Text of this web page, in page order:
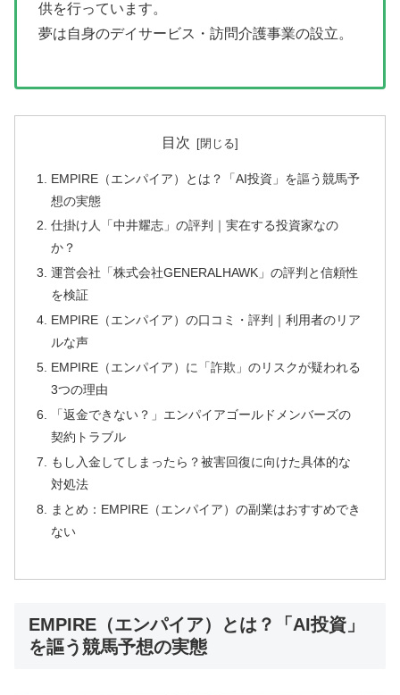
供を行っています。
夢は自身のデイサービス・訪問介護事業の設立。
目次
EMPIRE（エンパイア）とは？「AI投資」を謳う競馬予
想の実態
仕掛け人「中井耀志」の評判｜実在する投資家なの
か？
運営会社「株式会社GENERALHAWK」の評判と信頼性
を検証
EMPIRE（エンパイア）の口コミ・評判｜利用者のリア
ルな声
EMPIRE（エンパイア）に「詐欺」のリスクが疑われる
3つの理由
「返金できない？」エンパイアゴールドメンバーズの
契約トラブル
もし入金してしまったら？被害回復に向けた具体的な
対処法
まとめ：EMPIRE（エンパイア）の副業はおすすめでき
ない
EMPIRE（エンパイア）とは？「AI投資」
を謳う競馬予想の実態